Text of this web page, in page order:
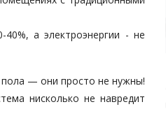
а электроэнергии - не
— они просто не нужны!
нисколько не навредит